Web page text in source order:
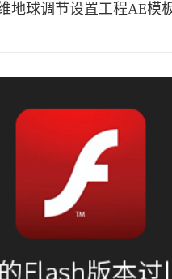
地球调节设置工程AE模